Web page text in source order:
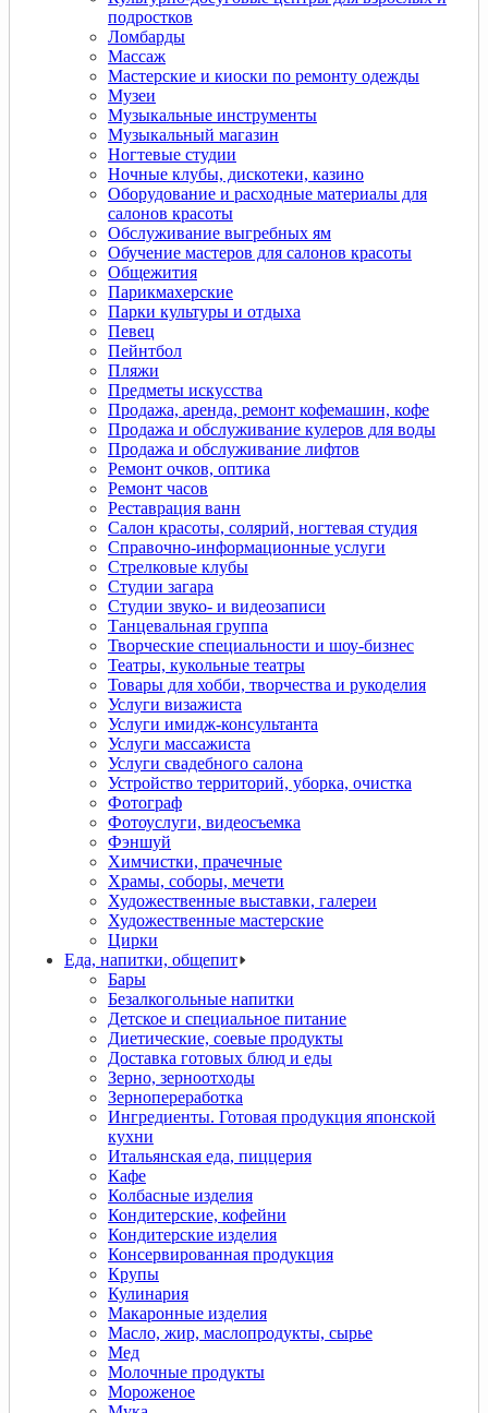
подростков
Ломбарды
Массаж
Мастерские и киоски по ремонту одежды
Музеи
Музыкальные инструменты
Музыкальный магазин
Ногтевые студии
Ночные клубы, дискотеки, казино
Оборудование и расходные материалы для
салонов красоты
Обслуживание выгребных ям
Обучение мастеров для салонов красоты
Общежития
Парикмахерские
Парки культуры и отдыха
Певец
Пейнтбол
Пляжи
Предметы искусства
Продажа, аренда, ремонт кофемашин, кофе
Продажа и обслуживание кулеров для воды
Продажа и обслуживание лифтов
Ремонт очков, оптика
Ремонт часов
Реставрация ванн
Салон красоты, солярий, ногтевая студия
Справочно-информационные услуги
Стрелковые клубы
Студии загара
Студии звуко- и видеозаписи
Танцевальная группа
Творческие специальности и шоу-бизнес
Театры, кукольные театры
Товары для хобби, творчества и рукоделия
Услуги визажиста
Услуги имидж-консультанта
Услуги массажиста
Услуги свадебного салона
Устройство территорий, уборка, очистка
Фотограф
Фотоуслуги, видеосъемка
Фэншуй
Химчистки, прачечные
Храмы, соборы, мечети
Художественные выставки, галереи
Художественные мастерские
Цирки
Еда, напитки, общепит
Бары
Безалкогольные напитки
Детское и специальное питание
Диетические, соевые продукты
Доставка готовых блюд и еды
Зерно, зерноотходы
Зернопереработка
Ингредиенты. Готовая продукция японской
кухни
Итальянская еда, пиццерия
Кафе
Колбасные изделия
Кондитерские, кофейни
Кондитерские изделия
Консервированная продукция
Крупы
Кулинария
Макаронные изделия
Масло, жир, маслопродукты, сырье
Мед
Молочные продукты
Мороженое